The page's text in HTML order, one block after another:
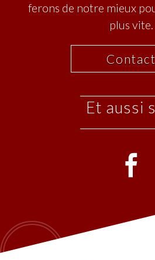
ferons de notre mieux
plus vite.
Contact
et aussi